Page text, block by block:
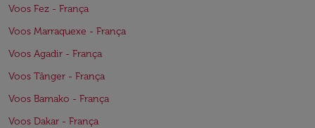
Voos Fez - França
Voos Marraquexe - França
Voos Agadir - França
Voos Tânger - França
Voos Bamako - França
Voos Dakar - França